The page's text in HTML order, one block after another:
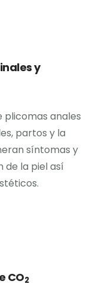
y
plicomas anales
partos y la
síntomas y
de la piel así
CO2